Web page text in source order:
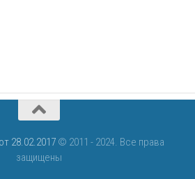
28.02.2017© 2011 - 2024. Все права
защищены